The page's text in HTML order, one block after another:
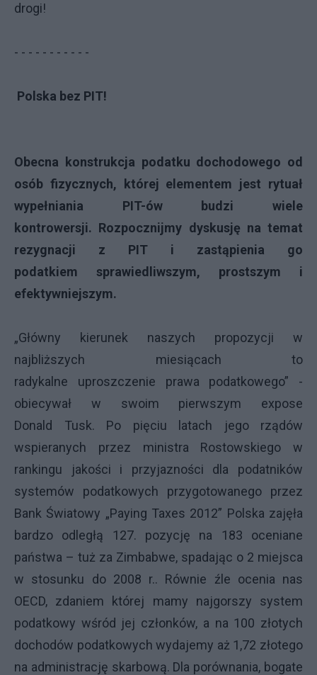
drogi!
- - - - - - - - - - -
Polska bez PIT!
Obecna konstrukcja podatku dochodowego od
osób fizycznych, której elementem jest rytuał
wypełniania PIT-ów budzi wiele
kontrowersji. Rozpocznijmy dyskusję na temat
rezygnacji z PIT i zastąpienia go
podatkiem sprawiedliwszym, prostszym i
efektywniejszym.
„Główny kierunek naszych propozycji w
najbliższych miesiącach to
radykalne uproszczenie prawa podatkowego” -
obiecywał w swoim pierwszym expose
Donald Tusk. Po pięciu latach jego rządów
wspieranych przez ministra Rostowskiego w
rankingu jakości i przyjazności dla podatników
systemów podatkowych przygotowanego przez
Bank Światowy „Paying Taxes 2012” Polska zajęła
bardzo odległą 127. pozycję na 183 oceniane
państwa – tuż za Zimbabwe, spadając o 2 miejsca
w stosunku do 2008 r.. Równie źle ocenia nas
OECD, zdaniem której mamy najgorszy system
podatkowy wśród jej członków, a na 100 złotych
dochodów podatkowych wydajemy aż 1,72 złotego
na administrację skarbową. Dla porównania, bogate